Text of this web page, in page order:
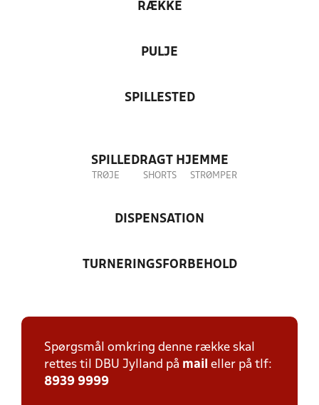
RÆKKE
PULJE
SPILLESTED
SPILLEDRAGT HJEMME
TRØJE SHORTS STRØMPER
DISPENSATION
TURNERINGSFORBEHOLD
Spørgsmål omkring denne række skal
rettes til DBU Jylland på mail eller på tlf:
8939 9999